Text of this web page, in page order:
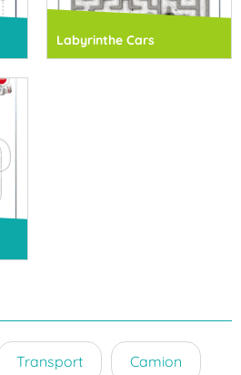
Labyrinthe Cars
Transport Camion